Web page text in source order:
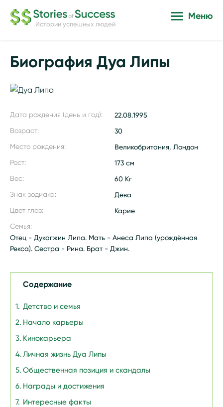
Истории успешных людей
Меню
Биография Дуа Липы
Дата рождения (день и год): 22.08.1995
Возраст: 30
Место рождения: Великобритания, Лондон
Рост: 173 см
Вес: 60 Кг
Знак зодиака: Дева
Цвет глаз: Карие
Семья:
Отец - Дукагжин Липа. Мать - Анеса Липа (урождённая
Рекса). Сестра - Рина. Брат - Джин.
Содержание
Детство и семья
Начало карьеры
Кинокарьера
Личная жизнь Дуа Липы
Общественная позиция и скандалы
Награды и достижения
Интересные факты